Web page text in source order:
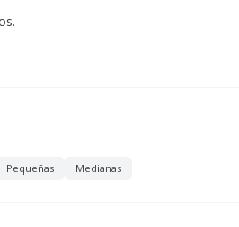
Pequeñas Medianas